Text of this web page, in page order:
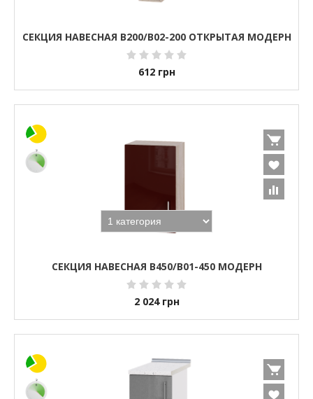
СЕКЦИЯ НАВЕСНАЯ В200/В02-200 ОТКРЫТАЯ МОДЕРН
612 грн
СЕКЦИЯ НАВЕСНАЯ В450/В01-450 МОДЕРН
2 024 грн